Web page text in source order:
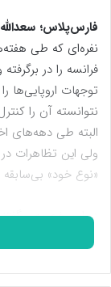
فارس‌پلاس؛
نفره‌ای که طی
فرانسه را در
توجهات اروپایی‌ها
نتوانسته آن را
البته طی دهه‌های
ولی این تظاهرات در
«نوع خود»
در این خصوص
معیشتی یا شبیه به